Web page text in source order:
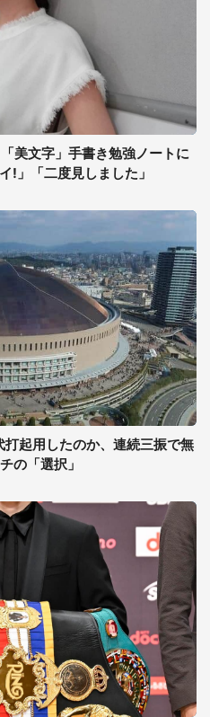
美文字」手書き勉強ノートに
!」「二度見しました」
打起用したのか、連続三振で無
の「選択」